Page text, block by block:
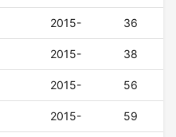
2015- 36
2015- 38
2015- 56
2015- 59